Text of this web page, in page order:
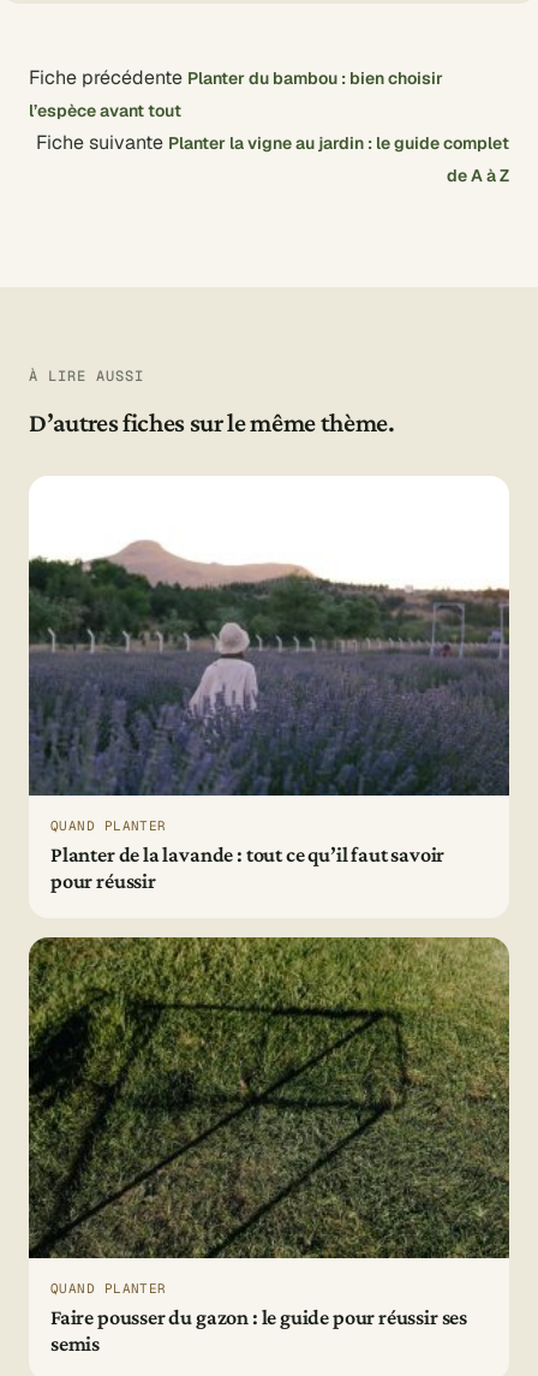
Fiche précédente Planter du bambou : bien choisir
l’espèce avant tout
Fiche suivante Planter la vigne au jardin : le guide complet
de A à Z
À LIRE AUSSI
D’autres fiches sur le même thème.
QUAND PLANTER
Planter de la lavande : tout ce qu’il faut savoir
pour réussir
QUAND PLANTER
Faire pousser du gazon : le guide pour réussir ses
semis